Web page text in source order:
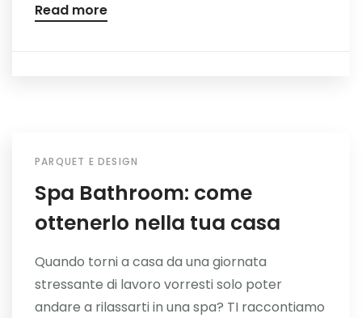
Read more
PARQUET E DESIGN
Spa Bathroom: come
ottenerlo nella tua casa
Quando torni a casa da una giornata
stressante di lavoro vorresti solo poter
andare a rilassarti in una spa? TI raccontiamo